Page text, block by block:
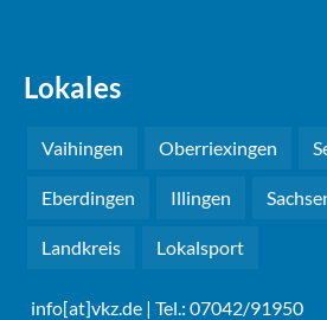
Lokales
Vaihingen Oberriexingen
Eberdingen Illingen
Landkreis Lokalsport
info[at]vkz.de | Tel.: 07042/91950